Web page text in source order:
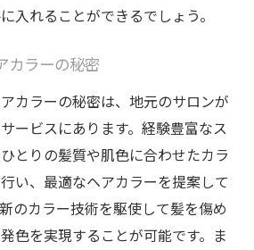
入れることができるでしょう。
カラーの秘密
カラーの秘密は、地元のサロンが
ービスにあります。経験豊富なス
とりの髪質や肌色に合わせたカラ
い、最適なヘアカラーを提案して
のカラー技術を駆使して髪を傷め
色を実現することが可能です。ま